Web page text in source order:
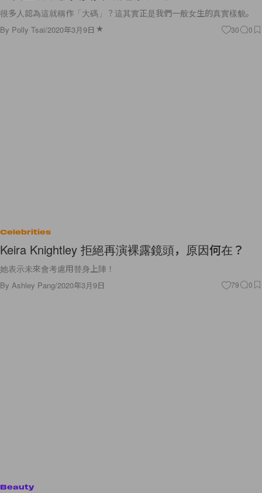
很多人認為這就稱作「大碼」？這其實正是我們一般女生的真實樣貌。
By Polly Tsai/2020年3月9日 30 0
Celebrities
Keira Knightley 拒絕再演裸露鏡頭，原因何在？
她表示未來會考慮用替身上陣！
By Ashley Pang/2020年3月9日 79 0
Beauty